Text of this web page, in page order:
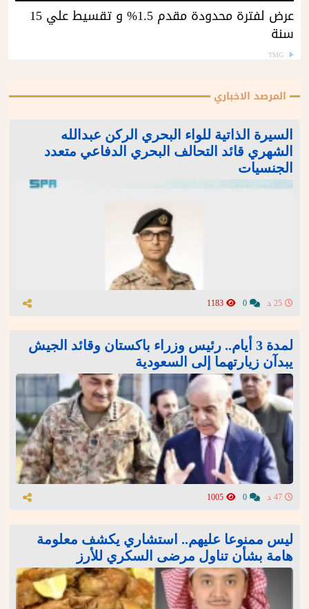
عرض لفترة محدودة مقدم 1.5% و تقسيط علي 15
سنة
TMG
المرصد الاخباري
السيرة الذاتية للواء البحري الركن عبدالله
الشهري قائد التحالف البحري الدفاعي متعدد
الجنسيات
لمدة 3 أيام.. رئيس وزراء باكستان وقائد الجيش
يبدآن زيارتهما إلى السعودية
ليس ممنوعا عليهم.. استشاري يكشف معلومة
هامة بشأن تناول مرضى السكري للأرز